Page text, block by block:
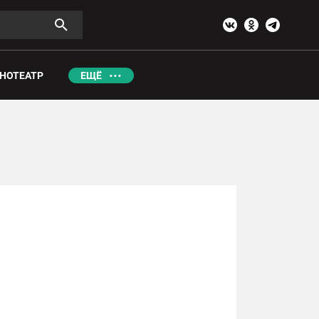
ЕЩЁ